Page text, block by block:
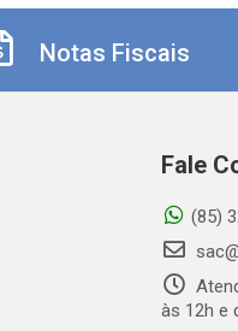
Notas Fiscais
Fale
(85)
às 12h e